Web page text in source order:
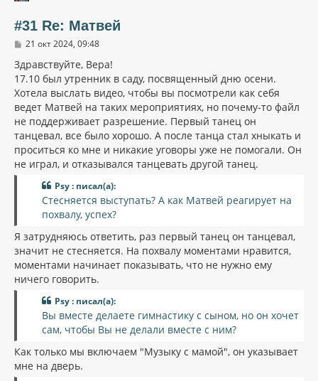
#31 Re: Матвей
С
о
б
щ
е
н
и
е
21 окт 2024, 09:48
Здравствуйте, Вера!
17.10 был утренник в саду, посвященный дню осени.
Хотела выслать видео, чтобы вы посмотрели как себя
ведет Матвей на таких мероприятиях, но почему-то файл
не поддерживает разрешение. Первый танец он
танцевал, все было хорошо. А после танца стал хныкать и
проситься ко мне и никакие уговоры уже не помогали. Он
не играл, и отказывался танцевать другой танец.
Psy : писал(а):
Стесняется выступать? А как Матвей реагирует на
похвалу, успех?
Я затрудняюсь ответить, раз первый танец он танцевал,
значит не стесняется. На похвалу моментами нравится,
моментами начинает показывать, что не нужно ему
ничего говорить.
Psy : писал(а):
Вы вместе делаете гимнастику с сыном, но он хочет
сам, чтобы Вы не делали вместе с ним?
Как только мы включаем "Музыку с мамой", он указывает
мне на дверь.